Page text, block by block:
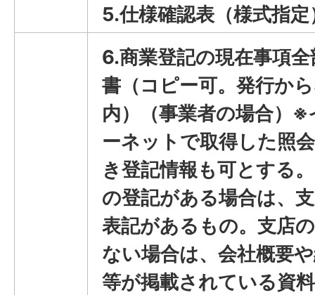
5.仕様確認表（様式指定
6.商業登記の現在事項
書（コピー可。発行か
内）（事業者の場合）※
ーネットで取得した照
き登記情報も可とする
の登記がある場合は、
表記があるもの。支店
ない場合は、会社概要
等が掲載されている資